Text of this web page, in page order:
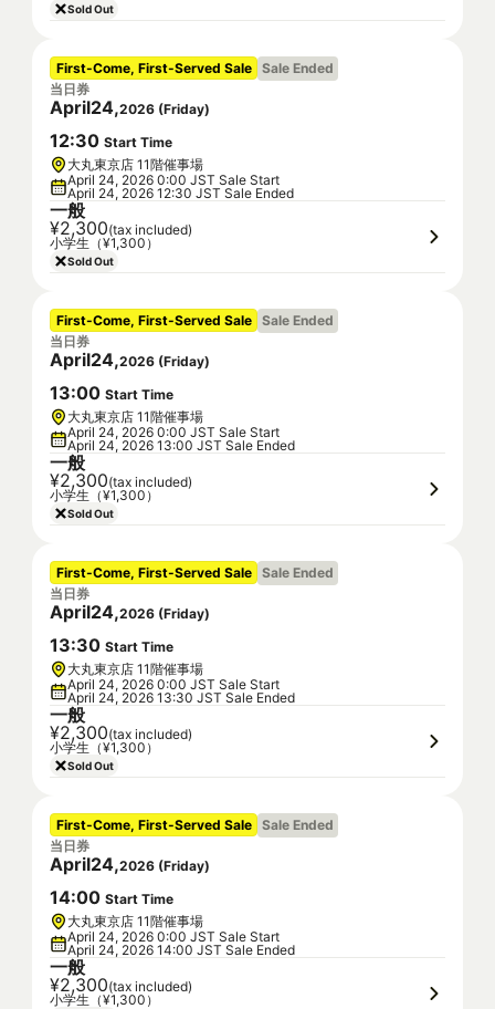
Sold Out
First-Come, First-Served Sale Sale Ended
当日券
April24,2026 (Friday)
12:30 Start Time
大丸東京店 11階催事場
April 24, 2026 0:00 JST Sale Start
April 24, 2026 12:30 JST Sale Ended
一般
¥2,300(tax included)
小学生（¥1,300）
Sold Out
First-Come, First-Served Sale Sale Ended
当日券
April24,2026 (Friday)
13:00 Start Time
大丸東京店 11階催事場
April 24, 2026 0:00 JST Sale Start
April 24, 2026 13:00 JST Sale Ended
一般
¥2,300(tax included)
小学生（¥1,300）
Sold Out
First-Come, First-Served Sale Sale Ended
当日券
April24,2026 (Friday)
13:30 Start Time
大丸東京店 11階催事場
April 24, 2026 0:00 JST Sale Start
April 24, 2026 13:30 JST Sale Ended
一般
¥2,300(tax included)
小学生（¥1,300）
Sold Out
First-Come, First-Served Sale Sale Ended
当日券
April24,2026 (Friday)
14:00 Start Time
大丸東京店 11階催事場
April 24, 2026 0:00 JST Sale Start
April 24, 2026 14:00 JST Sale Ended
一般
¥2,300(tax included)
小学生（¥1,300）